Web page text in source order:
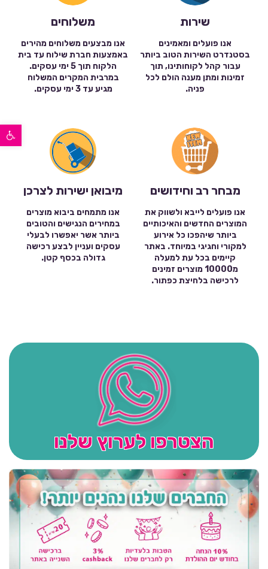
פתח סרגל נגישות
שירות
אנו פועלים ומאמינים
בסטנדרט השירות הטוב ביותר
עבור קהל לקוחותינו, תוך
זמינות ומתן מענה הולם לכל
פניה.
משלוחים
אנו מבצעים משלוחים מהירים
באמצעות חברת שילוח עד בית
הלקוח תוך 5 ימי עסקים.
במרבית המקרים המשלוח
מגיע עד 3 ימי עסקים.
מבחר רב וחידושים
אנו פועלים לייבא ולשווק את
המוצרים החדשים והאיכותיים
ביותר שיהפכו כל אירוע
למקורי וחגיגי במיוחד. באתר
קיימים בכל עת למעלה
מ10000 מוצרים זמינים
לרכישה בלחיצת כפתור.
מיבואן ישירות לצרכן
אנו מתמחים ביבוא מוצרים
במחירים הנגישים והטובים
ביותר אשר יאפשרו לבעלי
עסקים ועניין לבצע רכישה
גדולה בכסף קטן.
הצטרפו לערוץ שלנו